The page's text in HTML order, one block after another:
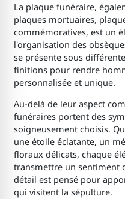
La plaque funéraire,
plaques mortuaires,
commémoratives, est un
l'organisation des
se présente sous
finitions pour rendre
personnalisée et unique.
Au-delà de leur aspect
funéraires portent des
soigneusement choisis.
une étoile éclatante, un
floraux délicats, chaque
transmettre un sentiment
détail est pensé pour
qui visitent la sépulture.